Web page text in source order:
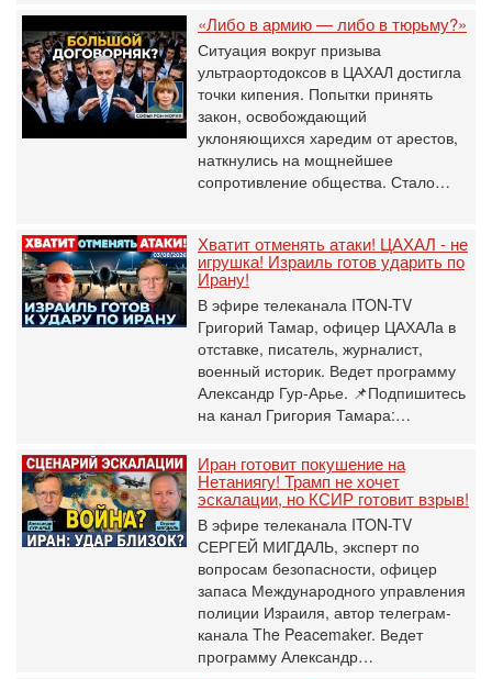
«Либо в армию — либо в тюрьму?»
Ситуация вокруг призыва
ультраортодоксов в ЦАХАЛ достигла
точки кипения. Попытки принять
закон, освобождающий
уклоняющихся харедим от арестов,
наткнулись на мощнейшее
сопротивление общества. Стало…
Хватит отменять атаки! ЦАХАЛ - не
игрушка! Израиль готов ударить по
Ирану!
В эфире телеканала ITON-TV
Григорий Тамар, офицер ЦАХАЛа в
отставке, писатель, журналист,
военный историк. Ведет программу
Александр Гур-Арье. 📌Подпишитесь
на канал Григория Тамара:…
Иран готовит покушение на
Нетаниягу! Трамп не хочет
эскалации, но КСИР готовит взрыв!
В эфире телеканала ITON-TV
СЕРГЕЙ МИГДАЛЬ, эксперт по
вопросам безопасности, офицер
запаса Международного управления
полиции Израиля, автор телеграм-
канала The Peacemaker. Ведет
программу Александр…